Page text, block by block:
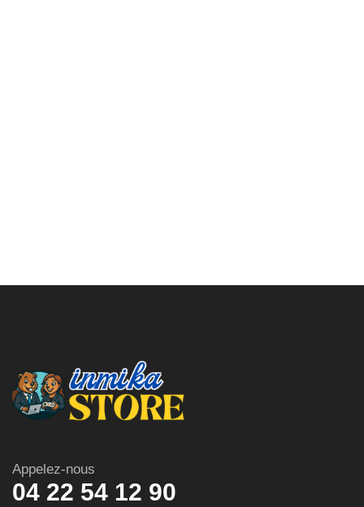
Appelez-nous
04 22 54 12 90